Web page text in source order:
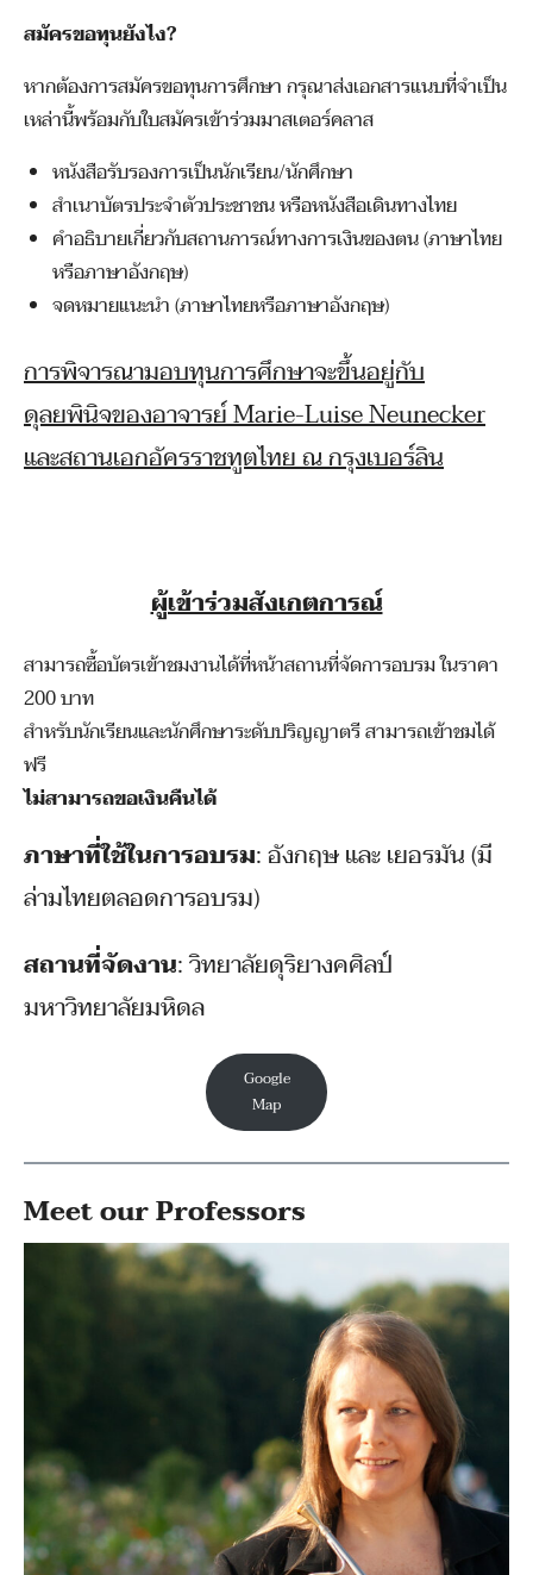
สมัครขอทุนยังไง?
หากต้องการสมัครขอทุนการศึกษา กรุณาส่งเอกสารแนบที่จำเป็น
เหล่านี้พร้อมกับใบสมัครเข้าร่วมมาสเตอร์คลาส
หนังสือรับรองการเป็นนักเรียน/นักศึกษา
สำเนาบัตรประจำตัวประชาชน หรือหนังสือเดินทางไทย
คำอธิบายเกี่ยวกับสถานการณ์ทางการเงินของตน (ภาษาไทย
หรือภาษาอังกฤษ)
จดหมายแนะนำ (ภาษาไทยหรือภาษาอังกฤษ)
การพิจารณามอบทุนการศึกษาจะขึ้นอยู่กับ
ดุลยพินิจของอาจารย์ Marie-Luise Neunecker
และสถานเอกอัครราชทูตไทย ณ กรุงเบอร์ลิน
ผู้เข้าร่วมสังเกตการณ์
สามารถซื้อบัตรเข้าชมงานได้ที่หน้าสถานที่จัดการอบรม ในราคา
200 บาท
สำหรับนักเรียนและนักศึกษาระดับปริญญาตรี สามารถเข้าชมได้
ฟรี
ไม่สามารถขอเงินคืนได้
ภาษาที่ใช้ในการอบรม: อังกฤษ และ เยอรมัน (มี
ล่ามไทยตลอดการอบรม)
สถานที่จัดงาน: วิทยาลัยดุริยางคศิลป์
มหาวิทยาลัยมหิดล
Google
Map
Meet our Professors